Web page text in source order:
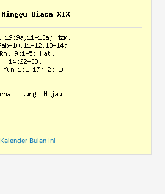
Kalender Bulan Ini